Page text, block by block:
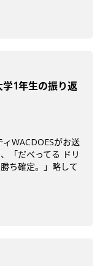
1年生の振り返
WACDOESがお送
「だべってる ドリ
ち確定。」略して